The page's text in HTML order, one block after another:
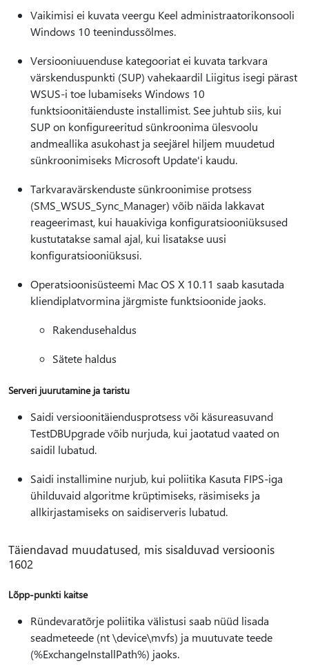
Vaikimisi ei kuvata veergu Keel administraatorikonsooli
Windows 10 teenindussõlmes.
Versiooniuuenduse kategooriat ei kuvata tarkvara
värskenduspunkti (SUP) vahekaardil Liigitus isegi pärast
WSUS-i toe lubamiseks Windows 10
funktsioonitäienduste installimist. See juhtub siis, kui
SUP on konfigureeritud sünkroonima ülesvoolu
andmeallika asukohast ja seejärel hiljem muudetud
sünkroonimiseks Microsoft Update'i kaudu.
Tarkvaravärskenduste sünkroonimise protsess
(SMS_WSUS_Sync_Manager) võib näida lakkavat
reageerimast, kui hauakiviga konfiguratsiooniüksused
kustutatakse samal ajal, kui lisatakse uusi
konfiguratsiooniüksusi.
Operatsioonisüsteemi Mac OS X 10.11 saab kasutada
kliendiplatvormina järgmiste funktsioonide jaoks.
Rakendusehaldus
Sätete haldus
Serveri juurutamine ja taristu
Saidi versioonitäiendusprotsess või käsureasuvand
TestDBUpgrade võib nurjuda, kui jaotatud vaated on
saidil lubatud.
Saidi installimine nurjub, kui poliitika Kasuta FIPS-iga
ühilduvaid algoritme krüptimiseks, räsimiseks ja
allkirjastamiseks on saidiserveris lubatud.
Täiendavad muudatused, mis sisalduvad versioonis
1602
Lõpp-punkti kaitse
Ründevaratõrje poliitika välistusi saab nüüd lisada
seadmeteede (nt \device\mvfs) ja muutuvate teede
(%ExchangeInstallPath%) jaoks.